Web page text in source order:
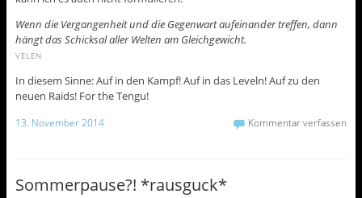
Wenn die Vergangenheit und die Gegenwart aufeinander treffen, dann
hängt das Schicksal aller Welten am Gleichgewicht.
VELEN
In diesem Sinne: Auf in den Kampf! Auf in das Leveln! Auf zu den
neuen Raids! For the Tengu!
13. November 2014 Kommentar verfassen
Sommerpause?! *rausguck*